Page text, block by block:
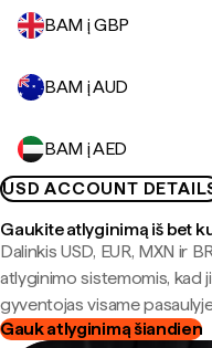
BAM į GBP
BAM į AUD
BAM į AED
USD ACCOUNT
Gaukite atlyginimą iš bet
Dalinkis USD, EUR, MXN ir
atlyginimo sistemomis, kad
gyventojas visame
Gauk atlyginimą šiandien